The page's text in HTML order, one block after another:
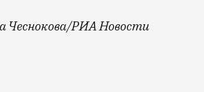
Чеснокова/РИА Новости
вчера вечером в